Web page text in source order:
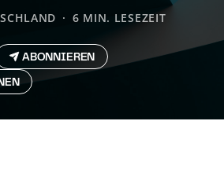
6 MIN. LESEZEIT
ABONNIEREN